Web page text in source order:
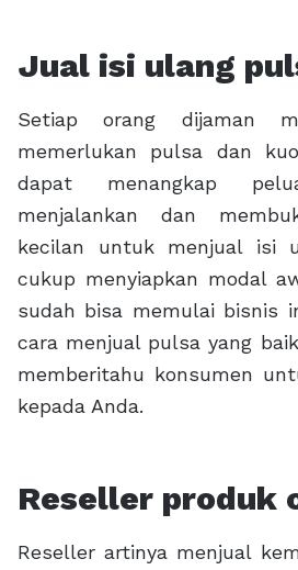
Jual isi ulang
Setiap orang dijaman
memerlukan pulsa dan
dapat menangkap
menjalankan dan
kecilan untuk menjual isi
cukup menyiapkan modal
sudah bisa memulai bisnis
cara menjual pulsa yang
memberitahu konsumen
kepada Anda.
Reseller produk
Reseller artinya menjual